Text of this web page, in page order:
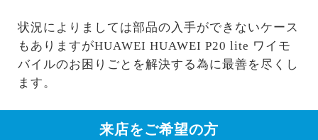
状況によりましては部品の入手ができないケース
もありますがHUAWEI HUAWEI P20 lite ワイモ
バイルのお困りごとを解決する為に最善を尽くし
ます。
来店をご希望の方